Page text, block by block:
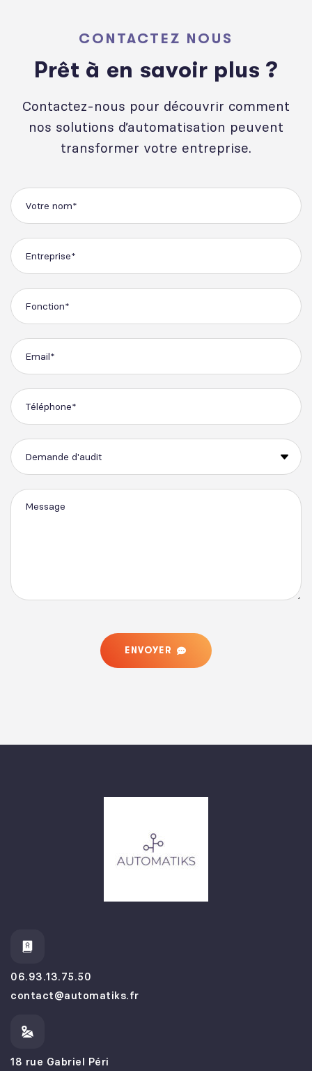
CONTACTEZ NOUS
Prêt à en savoir plus ?
Contactez-nous pour découvrir comment
nos solutions d’automatisation peuvent
transformer votre entreprise.
ENVOYER
06.93.13.75.50
contact@automatiks.fr
18 rue Gabriel Péri